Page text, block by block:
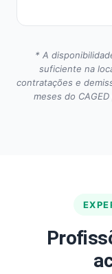
* A
suficiente na
contratações e
meses do